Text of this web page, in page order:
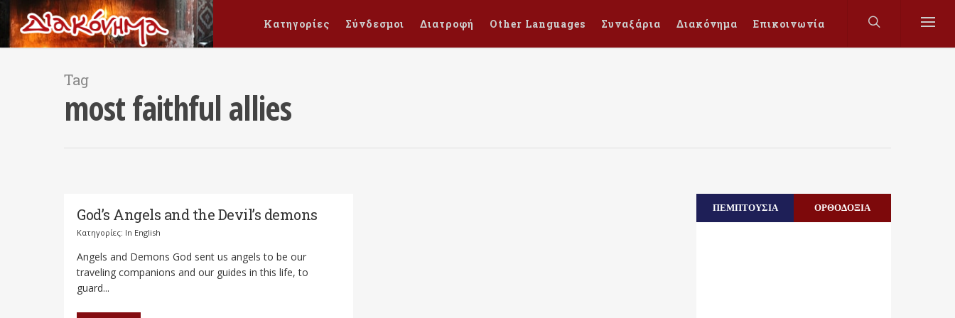
Κατηγορίες Σύνδεσμοι Διατροφή Other Languages Συναξάρια Διακόνημα Επικοινωνία
Tag
most faithful allies
God’s Angels and the Devil’s demons
Κατηγορίες: In English
Angels and Demons God sent us angels to be our
traveling companions and our guides in this life, to
guard...
ΠΕΜΠΤΟΥΣΙΑ ΟΡΘΟΔΟΞΙΑ